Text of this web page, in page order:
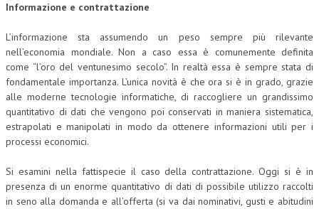
ECONOMIA DELL’ARTE
INTERNAZIONALIZZAZIONE
RISORSE UMANE
MARKETING
TREASURY IN FINANCIAL SERVICES
SVILUPPO SOSTENIBILE
Informazione e contrattazione
L’informazione sta assumendo un peso sempre più rilevante
nell’economia mondiale. Non a caso essa è comunemente definita
come “l’oro del ventunesimo secolo”. In realtà essa è sempre stata di
fondamentale importanza. L’unica novità è che ora si è in grado, grazie
alle moderne tecnologie informatiche, di raccogliere un grandissimo
quantitativo di dati che vengono poi conservati in maniera sistematica,
estrapolati e manipolati in modo da ottenere informazioni utili per i
processi economici.
Si esamini nella fattispecie il caso della contrattazione. Oggi si è in
presenza di un enorme quantitativo di dati di possibile utilizzo raccolti
in seno alla domanda e all’offerta (si va dai nominativi, gusti e abitudini